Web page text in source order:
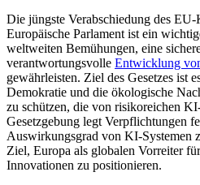
Die jüngste Verabschiedung des
Europäische Parlament ist ein
weltweiten Bemühungen, eine
verantwortungsvolle Entwicklung
gewährleisten. Ziel des Gesetzes ist
Demokratie und die ökologische
zu schützen, die von risikoreichen
Gesetzgebung legt Verpflichtungen
Auswirkungsgrad von KI-Systemen
Ziel, Europa als globalen Vorreiter
Innovationen zu positionieren.